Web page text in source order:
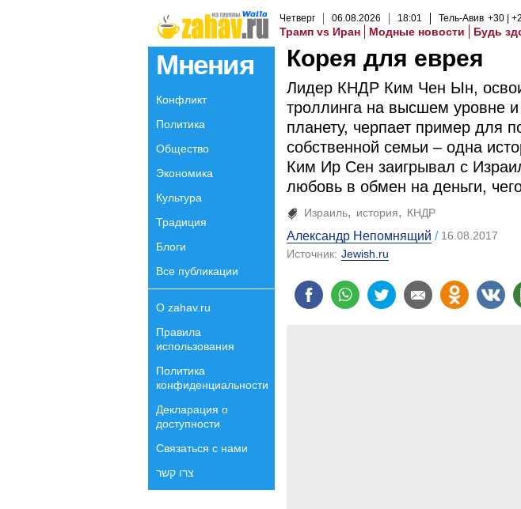
Четверг 06.08.2026 18:01 Тель-Авив +30
Трамп vs Иран Модные новости Будь
Мнения
Конфликт
Политика
Общество
Экономика
Культура
Традиция
Блоги
Все публикации
О zahav.ru
Правила
использования
Политика
конфиденциальности
Декларация о
доступности
Связаться с нами
צרו קשר
Корея для еврея
Лидер КНДР Ким Чен Ын,
троллинга на высшем уровне
планету, черпает пример для
собственной семьи – одна
Ким Ир Сен заигрывал с
любовь в обмен на деньги,
Израиль история КНДР
Александр Непомнящий
16.08.2017
Источник: Jewish.ru